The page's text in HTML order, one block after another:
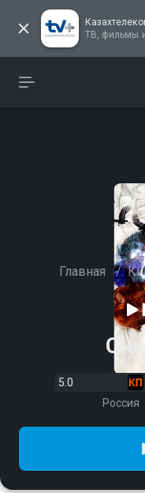
ТВ, фильмы
Главная /
5.0
Россия